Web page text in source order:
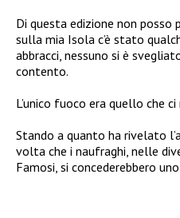
Di questa edizione non posso
sulla mia Isola c’è stato
abbracci, nessuno si è
contento.
L’unico fuoco era quello che ci
Stando a quanto ha rivelato
volta che i naufraghi, nelle
Famosi, si concederebbero